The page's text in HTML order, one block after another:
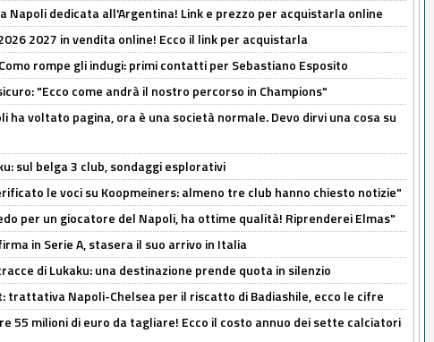
Napoli dedicata all'Argentina! Link e prezzo per acquistarla online
2027 in vendita online! Ecco il link per acquistarla
rompe gli indugi: primi contatti per Sebastiano Esposito
"Ecco come andrà il nostro percorso in Champions"
ha voltato pagina, ora è una società normale. Devo dirvi una cosa su
sul belga 3 club, sondaggi esplorativi
le voci su Koopmeiners: almeno tre club hanno chiesto notizie"
per un giocatore del Napoli, ha ottime qualità! Riprenderei Elmas"
in Serie A, stasera il suo arrivo in Italia
di Lukaku: una destinazione prende quota in silenzio
trattativa Napoli-Chelsea per il riscatto di Badiashile, ecco le cifre
55 milioni di euro da tagliare! Ecco il costo annuo dei sette calciatori